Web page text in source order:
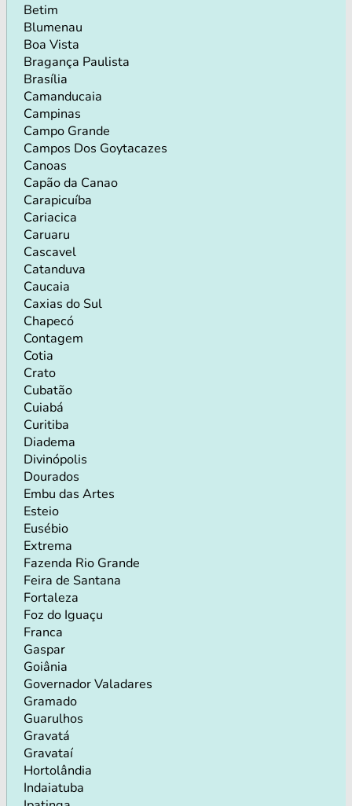
Betim
Blumenau
Boa Vista
Bragança Paulista
Brasília
Camanducaia
Campinas
Campo Grande
Campos Dos Goytacazes
Canoas
Capão da Canao
Carapicuíba
Cariacica
Caruaru
Cascavel
Catanduva
Caucaia
Caxias do Sul
Chapecó
Contagem
Cotia
Crato
Cubatão
Cuiabá
Curitiba
Diadema
Divinópolis
Dourados
Embu das Artes
Esteio
Eusébio
Extrema
Fazenda Rio Grande
Feira de Santana
Fortaleza
Foz do Iguaçu
Franca
Gaspar
Goiânia
Governador Valadares
Gramado
Guarulhos
Gravatá
Gravataí
Hortolândia
Indaiatuba